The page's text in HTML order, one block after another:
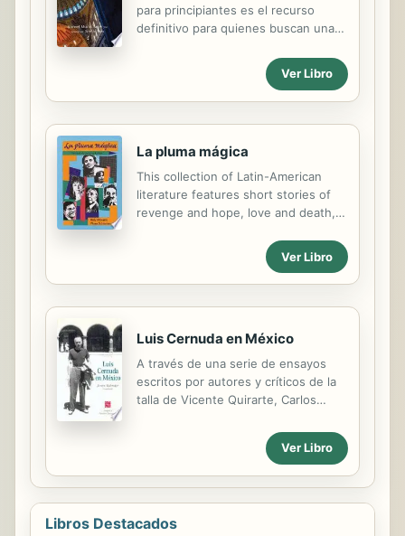
para principiantes es el recurso
definitivo para quienes buscan una
turco. Este libro proporciona una
guía paso a paso del turco hablado y
escrito. Este libro presenta a su
éxito en turco en el contexto de
situaciones formales e informales,
comprender el idioma básico y lograr
la capacidad de expresar sus
contextos sociales. Los alumnos
desarrollarán sólidas habilidades de
lectura, escritura, expresión oral y
Ver Libro
La pluma mágica
This collection of Latin-American
literature features short stories of
revenge and hope, love and death,
Ver Libro
Luis Cernuda en México
A través de una serie de ensayos
escritos por autores y críticos de la
talla de Vicente Quirarte, Carlos
James Valender nos presenta el arte
y el pensamiento de un hombre y
Sevilla, casi podría considerarse
mexicano: Luis Cernuda, el poeta
español más rebelde de la
Ver Libro
Libros Destacados